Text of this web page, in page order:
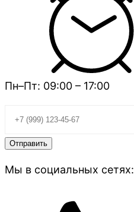
Пн–Пт: 09:00 – 17:00
Мы в социальных сетях: